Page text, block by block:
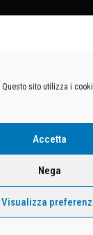
Questo sito utilizza i
Accetta
Nega
Visualizza